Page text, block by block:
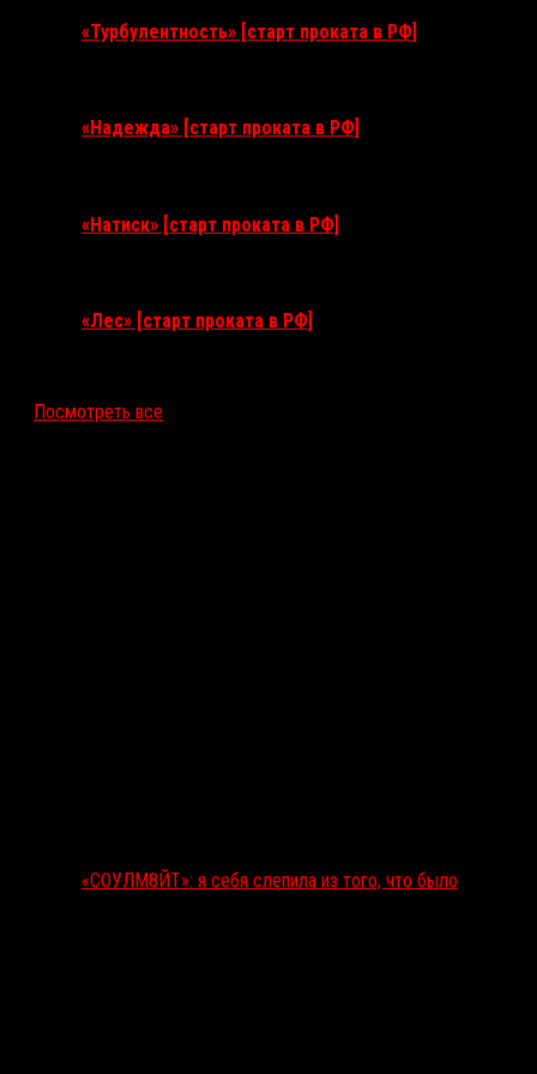
«Турбулентность» [старт проката в РФ]
«Надежда» [старт проката в РФ]
«Натиск» [старт проката в РФ]
«Лес» [старт проката в РФ]
Посмотреть все
«СОУЛМ8ЙТ»: я себя слепила из того, что было